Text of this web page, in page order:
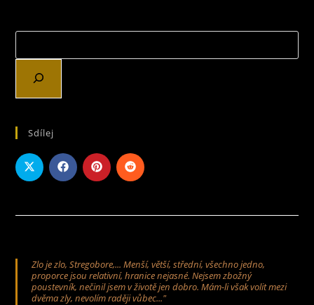
AUTORKY
Sdílej
Zlo je zlo, Stregobore,... Menší, větší, střední, všechno jedno,
proporce jsou relativní, hranice nejasné. Nejsem zbožný
poustevník, nečinil jsem v životě jen dobro. Mám-li však volit mezi
dvěma zly, nevolím raději vůbec..."